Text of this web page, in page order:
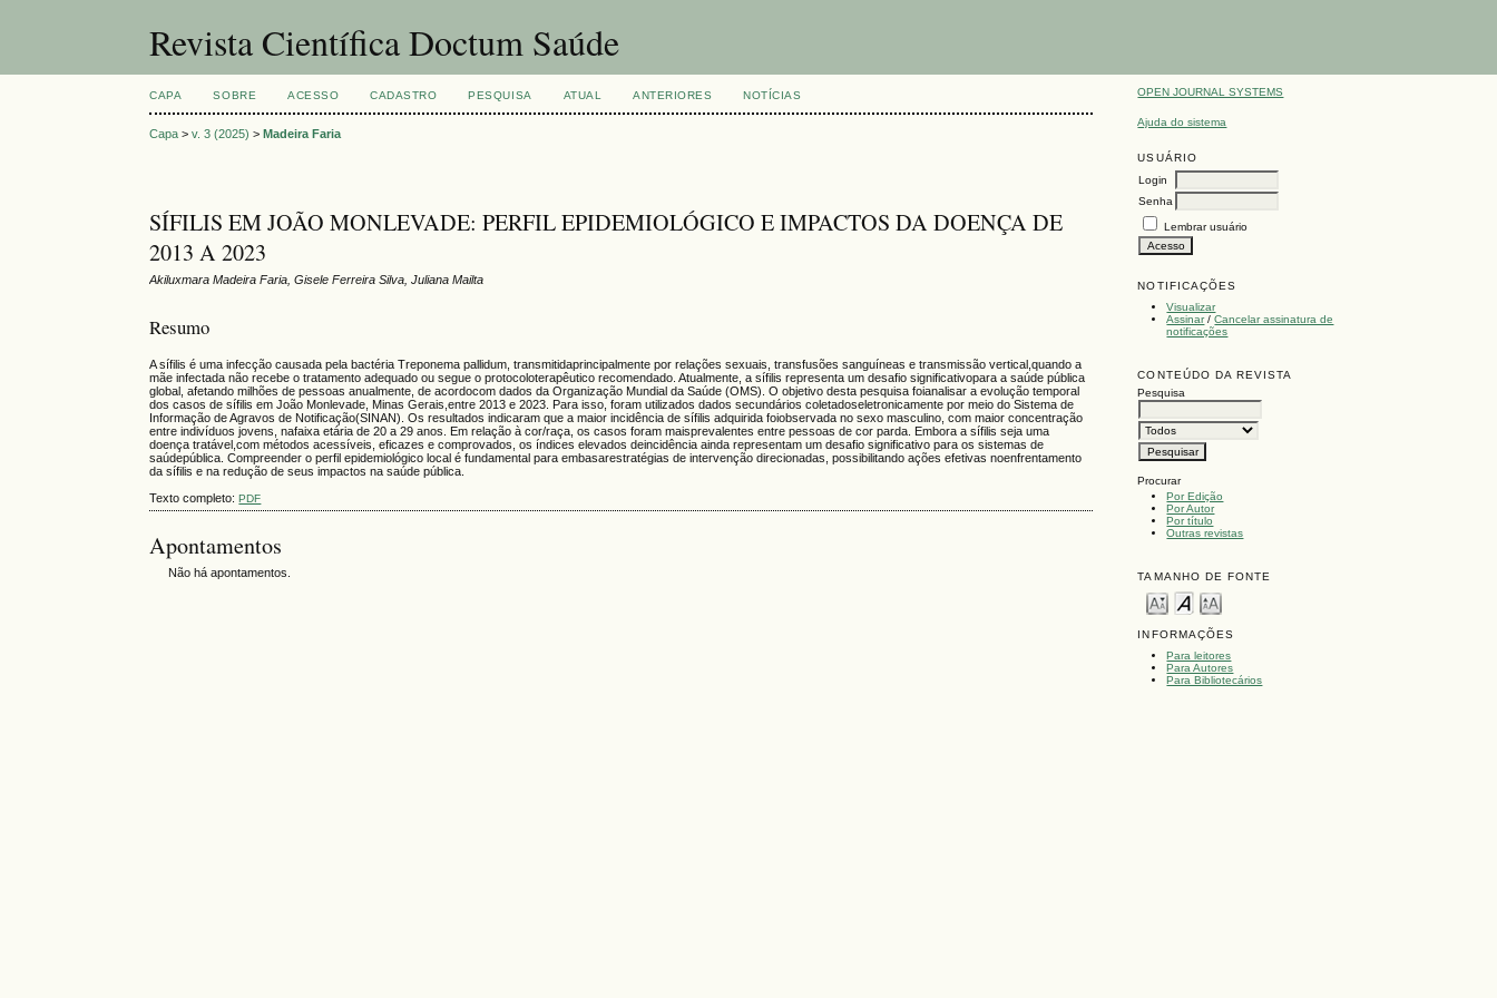
Revista Científica Doctum Saúde
OPEN JOURNAL SYSTEMS
Ajuda do sistema
USUÁRIO
Login
Senha
Lembrar usuário
NOTIFICAÇÕES
Visualizar
Assinar/Cancelar assinatura de
notificações
CONTEÚDO DA REVISTA
Pesquisa
Procurar
Por Edição
Por Autor
Por título
Outras revistas
TAMANHO DE FONTE
INFORMAÇÕES
Para leitores
Para Autores
Para Bibliotecários
CAPA SOBRE ACESSO CADASTRO PESQUISA ATUAL ANTERIORES NOTÍCIAS
Capa >v. 3 (2025) >Madeira Faria
SÍFILIS EM JOÃO MONLEVADE: PERFIL EPIDEMIOLÓGICO E IMPACTOS DA DOENÇA DE
2013 A 2023
Akiluxmara Madeira Faria, Gisele Ferreira Silva, Juliana Mailta
Resumo
A sífilis é uma infecção causada pela bactéria Treponema pallidum, transmitidaprincipalmente por relações sexuais, transfusões sanguíneas e transmissão vertical,quando a
mãe infectada não recebe o tratamento adequado ou segue o protocoloterapêutico recomendado. Atualmente, a sífilis representa um desafio significativopara a saúde pública
global, afetando milhões de pessoas anualmente, de acordocom dados da Organização Mundial da Saúde (OMS). O objetivo desta pesquisa foianalisar a evolução temporal
dos casos de sífilis em João Monlevade, Minas Gerais,entre 2013 e 2023. Para isso, foram utilizados dados secundários coletadoseletronicamente por meio do Sistema de
Informação de Agravos de Notificação(SINAN). Os resultados indicaram que a maior incidência de sífilis adquirida foiobservada no sexo masculino, com maior concentração
entre indivíduos jovens, nafaixa etária de 20 a 29 anos. Em relação à cor/raça, os casos foram maisprevalentes entre pessoas de cor parda. Embora a sífilis seja uma
doença tratável,com métodos acessíveis, eficazes e comprovados, os índices elevados deincidência ainda representam um desafio significativo para os sistemas de
saúdepública. Compreender o perfil epidemiológico local é fundamental para embasarestratégias de intervenção direcionadas, possibilitando ações efetivas noenfrentamento
da sífilis e na redução de seus impactos na saúde pública.
Texto completo:PDF
Apontamentos
Não há apontamentos.